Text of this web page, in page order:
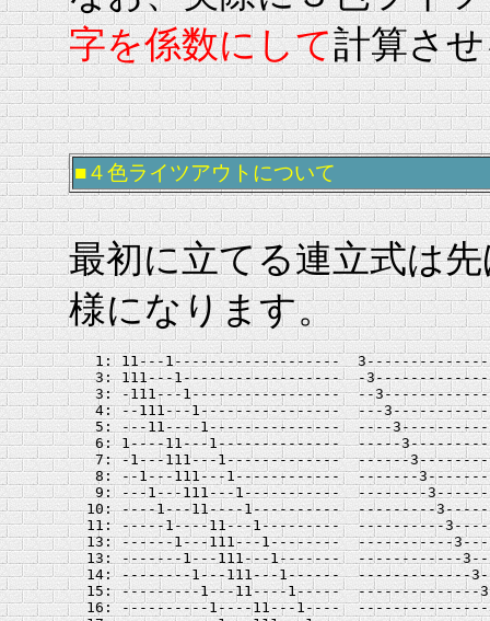
字を係数にして計算さ
■４色ライツアウトについて
最初に立てる連立式は
様になります。
1: 11---1-------------------
3: 111---1------------------  -
3: -111---1-----------------  --
4: --111---1----------------  ---
5: ---11----1---------------  ----
6: 1----11---1--------------  -----
7: -1---111---1-------------  ------
8: --1---111---1------------  -------
9: ---1---111---1-----------  --------
10: ----1---11----1----------  ---------
11: -----1----11---1---------  ----------
13: ------1---111---1--------  -----------
13: -------1---111---1-------  ------------
14: --------1---111---1------  -------------
15: ---------1---11----1-----  --------------
16: ----------1----11---1----